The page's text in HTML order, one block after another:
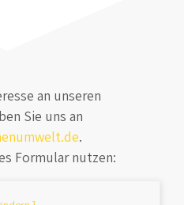
an unseren
Sie uns an
.
Formular nutzen: